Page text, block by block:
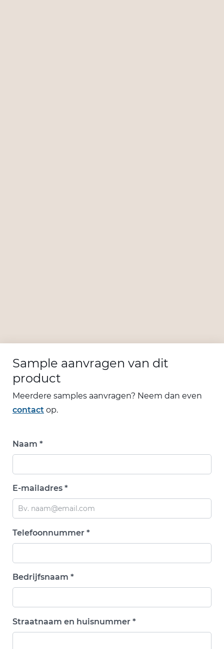
Sample aanvragen van dit
product
Meerdere samples aanvragen? Neem dan even
contact op.
Naam *
E-mailadres *
Telefoonnummer *
Bedrijfsnaam *
Straatnaam en huisnummer *